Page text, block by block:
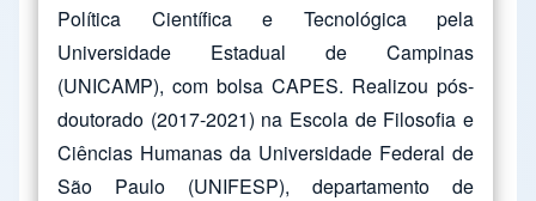
Política Científica e Tecnológica pela
Universidade Estadual de Campinas
(UNICAMP), com bolsa CAPES. Realizou pós-
doutorado (2017-2021) na Escola de Filosofia e
Ciências Humanas da Universidade Federal de
São Paulo (UNIFESP), departamento de